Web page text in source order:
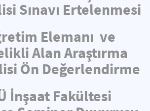
Sınavı Ertelenmesi
Elemanı ve
Alan Araştırma
Ön Değerlendirme
İnşaat Fakültesi